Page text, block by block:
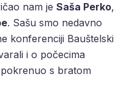
nam je Saša Perko,
. Sašu smo nedavno
konferenciji Bauštelski
i o počecima
s bratom